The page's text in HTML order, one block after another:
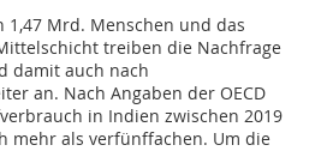
1,47 Mrd. Menschen und das
treiben die Nachfrage
damit auch nach
an. Nach Angaben der OECD
in Indien zwischen 2019
mehr als verfünffachen. Um die